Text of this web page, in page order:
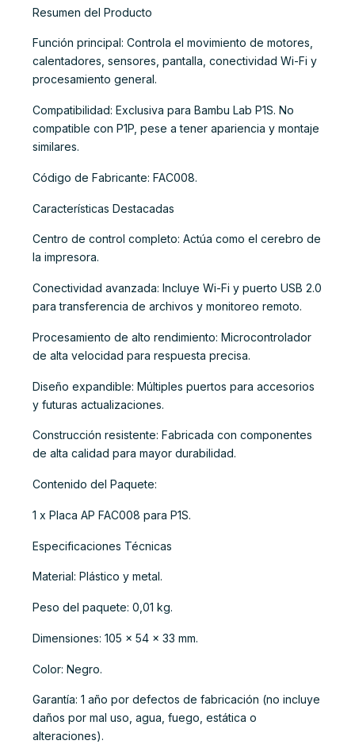
Resumen del Producto
Función principal: Controla el movimiento de motores,
calentadores, sensores, pantalla, conectividad Wi-Fi y
procesamiento general.
Compatibilidad: Exclusiva para Bambu Lab P1S. No
compatible con P1P, pese a tener apariencia y montaje
similares.
Código de Fabricante: FAC008.
Características Destacadas
Centro de control completo: Actúa como el cerebro de
la impresora.
Conectividad avanzada: Incluye Wi-Fi y puerto USB 2.0
para transferencia de archivos y monitoreo remoto.
Procesamiento de alto rendimiento: Microcontrolador
de alta velocidad para respuesta precisa.
Diseño expandible: Múltiples puertos para accesorios
y futuras actualizaciones.
Construcción resistente: Fabricada con componentes
de alta calidad para mayor durabilidad.
Contenido del Paquete:
1 x Placa AP FAC008 para P1S.
Especificaciones Técnicas
Material: Plástico y metal.
Peso del paquete: 0,01 kg.
Dimensiones: 105 x 54 x 33 mm.
Color: Negro.
Garantía: 1 año por defectos de fabricación (no incluye
daños por mal uso, agua, fuego, estática o
alteraciones).